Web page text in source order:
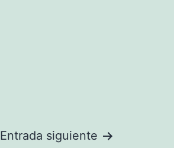
Entrada siguiente